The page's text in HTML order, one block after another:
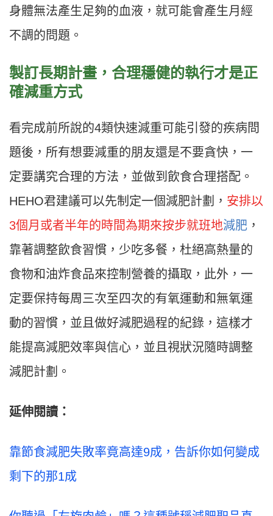
身體無法產生足夠的血液，就可能會產生月經
不調的問題。
製訂長期計畫，合理穩健的執行才是正
確減重方式
看完成前所說的4類快速減重可能引發的疾病問
題後，所有想要減重的朋友還是不要貪快，一
定要講究合理的方法，並做到飲食合理搭配。
HEHO君建議可以先制定一個減肥計劃， 安排以
3個月或者半年的時間為期來按步就班地減肥 ，
靠著調整飲食習慣，少吃多餐，杜絕高熱量的
食物和油炸食品來控制營養的攝取，此外，一
定要保持每周三次至四次的有氧運動和無氧運
動的習慣，並且做好減肥過程的紀錄，這樣才
能提高減肥效率與信心，並且視狀況隨時調整
減肥計劃。
延伸閱讀：
靠節食減肥失敗率竟高達9成，告訴你如何變成
剩下的那1成